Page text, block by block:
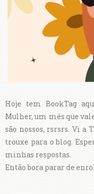
Hoje tem BookTag
Mulher, um mês que
são nossos, rsrsrs. Vi a
trouxe para o blog.
minhas respostas.
Então bora parar de